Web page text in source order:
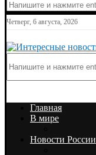
Четверг, 6 августа, 2026
Главная
В мире
Новости России